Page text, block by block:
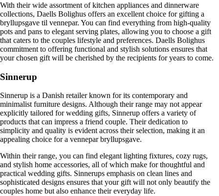
With their wide assortment of kitchen appliances and dinnerware
collections, Daells Bolighus offers an excellent choice for gifting a
bryllupsgave til vennepar. You can find everything from high-quality
pots and pans to elegant serving plates, allowing you to choose a gift
that caters to the couples lifestyle and preferences. Daells Bolighus
commitment to offering functional and stylish solutions ensures that
your chosen gift will be cherished by the recipients for years to come.
Sinnerup
Sinnerup is a Danish retailer known for its contemporary and
minimalist furniture designs. Although their range may not appear
explicitly tailored for wedding gifts, Sinnerup offers a variety of
products that can impress a friend couple. Their dedication to
simplicity and quality is evident across their selection, making it an
appealing choice for a vennepar bryllupsgave.
Within their range, you can find elegant lighting fixtures, cozy rugs,
and stylish home accessories, all of which make for thoughtful and
practical wedding gifts. Sinnerups emphasis on clean lines and
sophisticated designs ensures that your gift will not only beautify the
couples home but also enhance their everyday life.